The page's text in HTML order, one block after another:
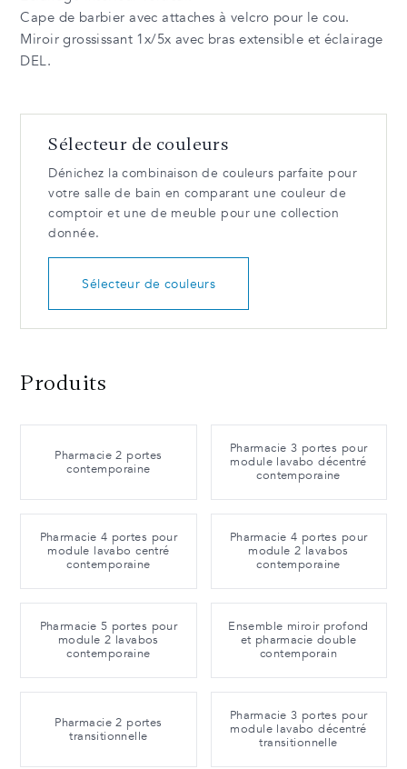
Cape de barbier avec attaches à velcro pour le cou.
Miroir grossissant 1x/5x avec bras extensible et éclairage
DEL.
Sélecteur de couleurs
Dénichez la combinaison de couleurs parfaite pour
votre salle de bain en comparant une couleur de
comptoir et une de meuble pour une collection
donnée.
Sélecteur de couleurs
Produits
Pharmacie 2 portes
contemporaine
Pharmacie 3 portes pour
module lavabo décentré
contemporaine
Pharmacie 4 portes pour
module lavabo centré
contemporaine
Pharmacie 4 portes pour
module 2 lavabos
contemporaine
Pharmacie 5 portes pour
module 2 lavabos
contemporaine
Ensemble miroir profond
et pharmacie double
contemporain
Pharmacie 2 portes
transitionnelle
Pharmacie 3 portes pour
module lavabo décentré
transitionnelle